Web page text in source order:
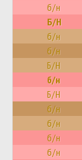
б/н
Б/Н
б/н
б/н
Б/Н
б/н
Б/Н
б/н
б/н
б/н
б/н